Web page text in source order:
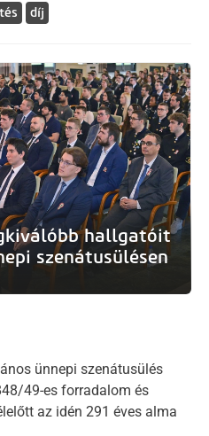
díj
hallgatóit
szenátusülésen
ünnepi szenátusülés
49-es forradalom és
az idén 291 éves alma